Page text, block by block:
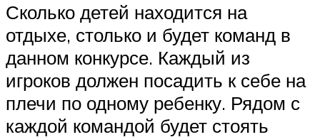
Сколько детей находится на
отдыхе, столько и будет команд в
данном конкурсе. Каждый из
игроков должен посадить к себе на
плечи по одному ребенку. Рядом с
каждой командой будет стоять